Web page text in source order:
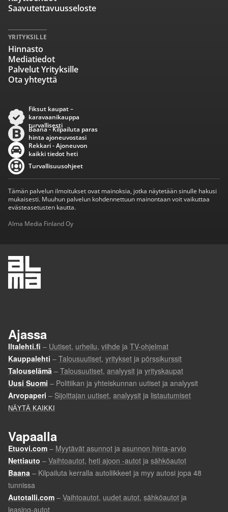
Saavutettavuusseloste
YRITYKSILLE
Hinnasto
Mediatiedot
Palvelut Yrityksille
Ota yhteyttä
Fiksut kaupat –
karavaanikauppa
turvallisesti
Baana - Kilpailuta paras
hinta ajoneuvostasi
Rekkari - Ajoneuvon
kaikki tiedot heti
Turvallisuusohjeet
Tämän palvelun ilmoitukset ovat mainoksia, jotka näytetään sinulle hakusi
mukaisesti. Muuhun palvelun kohdennettuun mainontaan voit vaikuttaa
evästeasetusten kautta.
Alma Media Finland Oy